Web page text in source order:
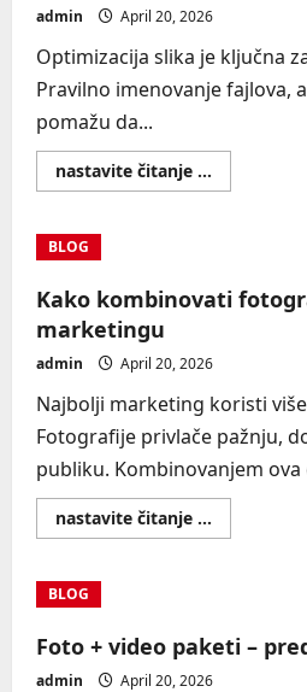
admin April 20, 2026
Optimizacija slika je ključna
Pravilno imenovanje fajlova,
pomažu da...
nastavite čitanje ...
more
Google
pretragu
BLOG
Kako kombinovati
marketingu
admin April 20, 2026
Najbolji marketing koristi
Fotografije privlače pažnju,
publiku. Kombinovanjem
nastavite čitanje ...
more
video
u
BLOG
Foto + video paketi –
admin April 20, 2026